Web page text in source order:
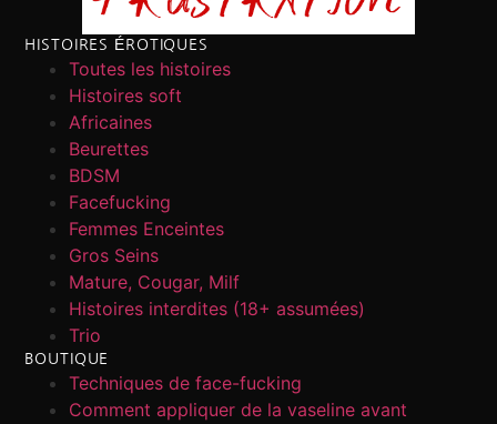
HISTOIRES ÉROTIQUES
Toutes les histoires
Histoires soft
Africaines
Beurettes
BDSM
Facefucking
Femmes Enceintes
Gros Seins
Mature, Cougar, Milf
Histoires interdites (18+ assumées)
Trio
BOUTIQUE
Techniques de face-fucking
Comment appliquer de la vaseline avant